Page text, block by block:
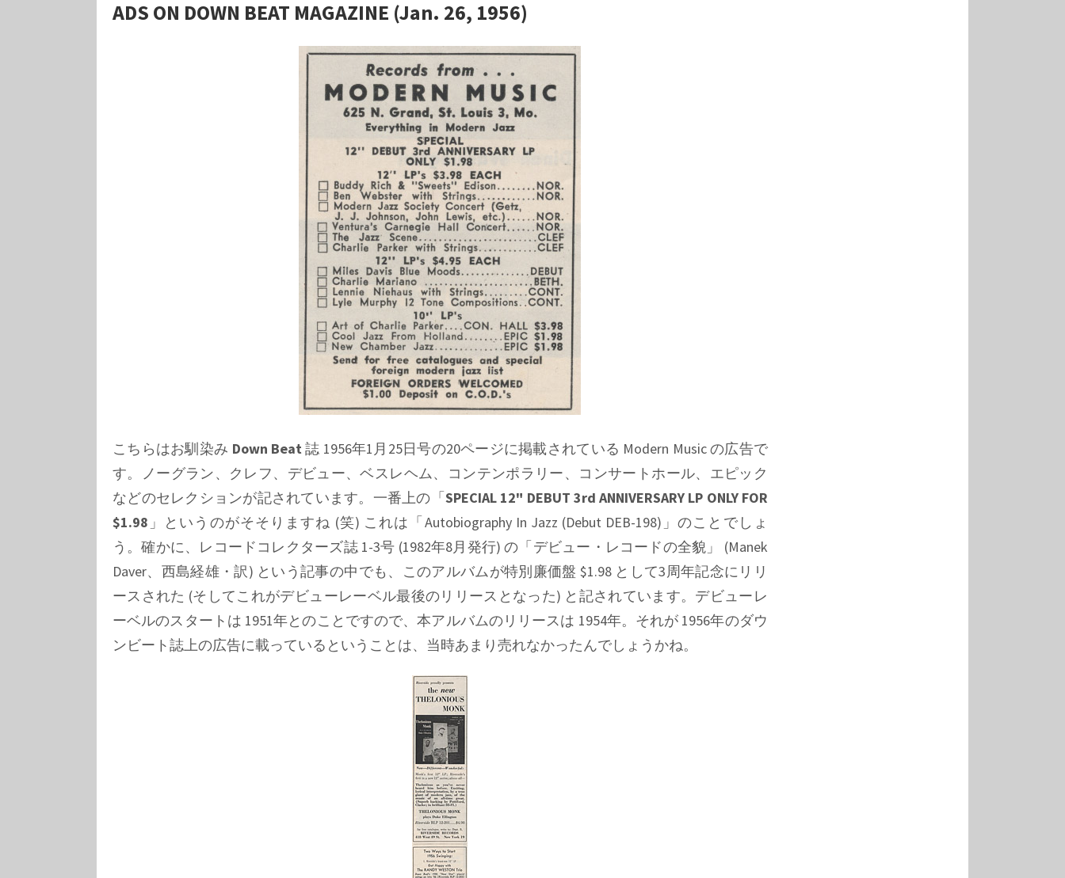
ADS ON DOWN BEAT MAGAZINE (Jan. 26, 1956)
こちらはお馴染み Down Beat 誌 1956年1月25日号の20ページに掲載されている Modern Musicの広告で
す。ノーグラン、クレフ、デビュー、ベスレヘム、コンテンポラリー、コンサートホール、エピック
などのセレクションが記されています。一番上の「SPECIAL 12" DEBUT 3rd ANNIVERSARY LP ONLY FOR
$1.98 」というのがそそりますね (笑) これは「Autobiography In Jazz (Debut DEB-198) 」のことでしょ
う。確かに、レコードコレクターズ誌 1-3号 (1982年8月発行) の「デビュー・レコードの全貌」 (Manek
Daver、西島経雄・訳) という記事の中でも、このアルバムが特別廉価盤 $1.98 として3周年記念にリリ
ースされた (そしてこれがデビューレーベル最後のリリースとなった) と記されています。デビューレ
ーベルのスタートは 1951年とのことですので、本アルバムのリリースは 1954年。それが 1956年のダウ
ンビート誌上の広告に載っているということは、当時あまり売れなかったんでしょうかね。